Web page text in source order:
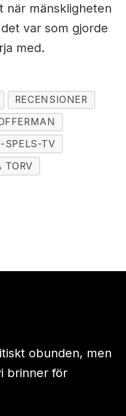
när mänskligheten
var som gjorde
med.
RECENSIONER
SPELS-TV
TORV
obunden, men
brinner för